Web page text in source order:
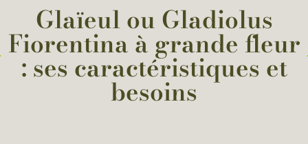
Glaïeul ou Gladiolus
Fiorentina à grande fleur
: ses caractéristiques et
besoins